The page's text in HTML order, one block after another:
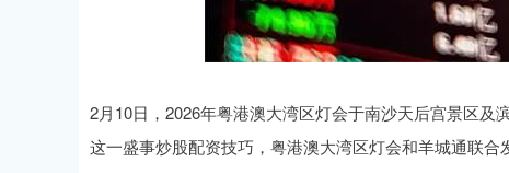
2月10日，‌‌2026年粤港澳大湾区灯会于南沙天后宫景区及
这一盛事炒股配资技巧，粤港澳大湾区灯会和羊城通联合